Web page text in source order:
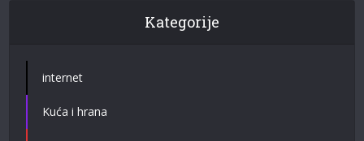
Kategorije
internet
Kuća i hrana